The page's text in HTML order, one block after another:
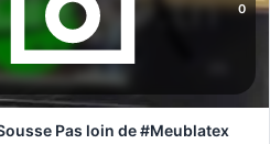
0
Pas loin de #Meublatex